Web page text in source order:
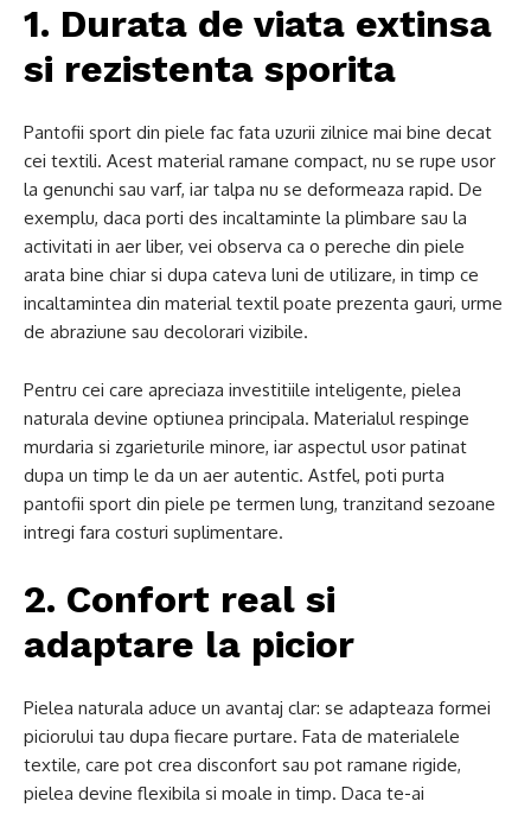
1. Durata de viata extinsa
si rezistenta sporita
Pantofii sport din piele fac fata uzurii zilnice mai bine decat
cei textili. Acest material ramane compact, nu se rupe usor
la genunchi sau varf, iar talpa nu se deformeaza rapid. De
exemplu, daca porti des incaltaminte la plimbare sau la
activitati in aer liber, vei observa ca o pereche din piele
arata bine chiar si dupa cateva luni de utilizare, in timp ce
incaltamintea din material textil poate prezenta gauri, urme
de abraziune sau decolorari vizibile.
Pentru cei care apreciaza investitiile inteligente, pielea
naturala devine optiunea principala. Materialul respinge
murdaria si zgarieturile minore, iar aspectul usor patinat
dupa un timp le da un aer autentic. Astfel, poti purta
pantofii sport din piele pe termen lung, tranzitand sezoane
intregi fara costuri suplimentare.
2. Confort real si
adaptare la picior
Pielea naturala aduce un avantaj clar: se adapteaza formei
piciorului tau dupa fiecare purtare. Fata de materialele
textile, care pot crea disconfort sau pot ramane rigide,
pielea devine flexibila si moale in timp. Daca te-ai